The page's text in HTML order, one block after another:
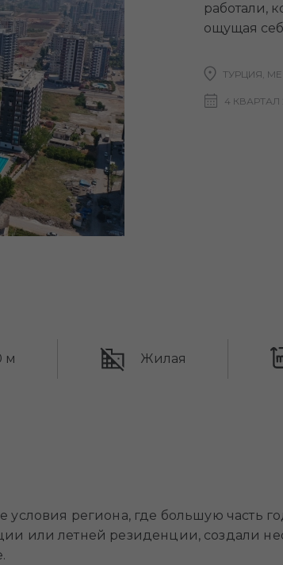
работали,
ощущая
ТУРЦИЯ,
4 КВАРТАЛ
м Жилая
региона, где большую часть
или летней резиденции, создали